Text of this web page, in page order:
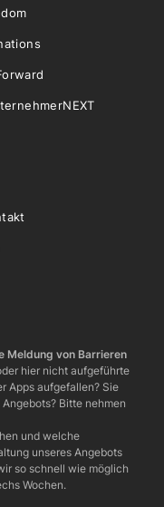
Meldung von Barrieren
hier nicht aufgeführte
Apps aufgefallen? Sie
Bitte nehmen
und welche
unseres Angebots
so schnell wie möglich
Wochen.